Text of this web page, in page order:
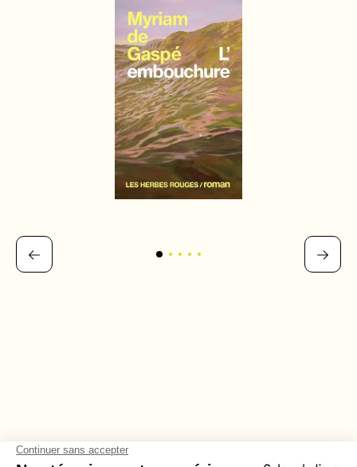
l’écriture comme moyen, elle cherche la source de ses hantises pour enfin
les dépasser et s’abandonner à son désir.Les phrases denses de
L’embouchure, penchées sur l’infinie richesse des signes, font glisser le
réel vers la fiction et inventent les contours d’une libération.